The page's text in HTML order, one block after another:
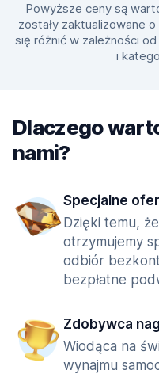
Powyższe ceny są
zostały zaktualizowane
się różnić w zależności
i
Dlaczego
nami?
Specjalne
Dzięki temu,
otrzymujemy
odbiór
bezpłatne
Zdobywca
Wiodąca na
wynajmu